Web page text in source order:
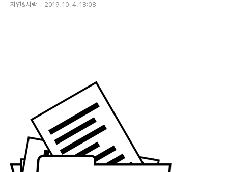
자연&사람 2019. 10. 4. 18:08